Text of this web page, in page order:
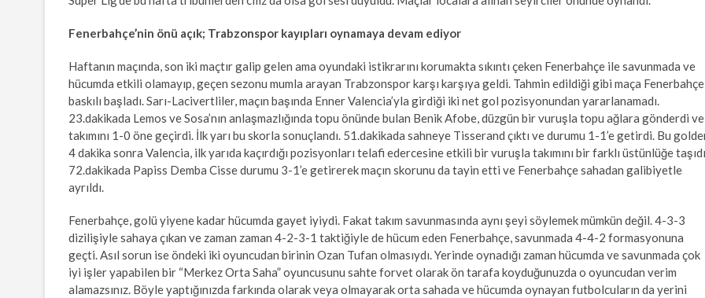
Fenerbahçe’nin önü açık; Trabzonspor kayıpları oynamaya devam ediyor
Haftanın maçında, son iki maçtır galip gelen ama oyundaki istikrarını korumakta sıkıntı çeken Fenerbahçe ile savunmada ve
hücumda etkili olamayıp, geçen sezonu mumla arayan Trabzonspor karşı karşıya geldi. Tahmin edildiği gibi maça Fenerbahçe
baskılı başladı. Sarı-Lacivertliler, maçın başında Enner Valencia’yla girdiği iki net gol pozisyonundan yararlanamadı.
23.dakikada Lemos ve Sosa’nın anlaşmazlığında topu önünde bulan Benik Afobe, düzgün bir vuruşla topu ağlara gönderdi ve
takımını 1-0 öne geçirdi. İlk yarı bu skorla sonuçlandı. 51.dakikada sahneye Tisserand çıktı ve durumu 1-1’e getirdi. Bu
4 dakika sonra Valencia, ilk yarıda kaçırdığı pozisyonları telafi edercesine etkili bir vuruşla takımını bir farklı üstünlüğe
72.dakikada Papiss Demba Cisse durumu 3-1’e getirerek maçın skorunu da tayin etti ve Fenerbahçe sahadan galibiyetle
ayrıldı.
Fenerbahçe, golü yiyene kadar hücumda gayet iyiydi. Fakat takım savunmasında aynı şeyi söylemek mümkün değil. 4-3-3
dizilişiyle sahaya çıkan ve zaman zaman 4-2-3-1 taktiğiyle de hücum eden Fenerbahçe, savunmada 4-4-2 formasyonuna
geçti. Asıl sorun ise öndeki iki oyuncudan birinin Ozan Tufan olmasıydı. Yerinde oynadığı zaman hücumda ve savunmada çok
iyi işler yapabilen bir “Merkez Orta Saha” oyuncusunu sahte forvet olarak ön tarafa koyduğunuzda o oyuncudan verim
alamazsınız. Böyle yaptığınızda farkında olarak veya olmayarak orta sahada ve hücumda oynayan futbolcuların da yerini